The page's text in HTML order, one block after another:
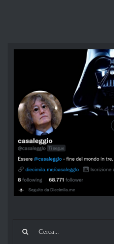
Cerca